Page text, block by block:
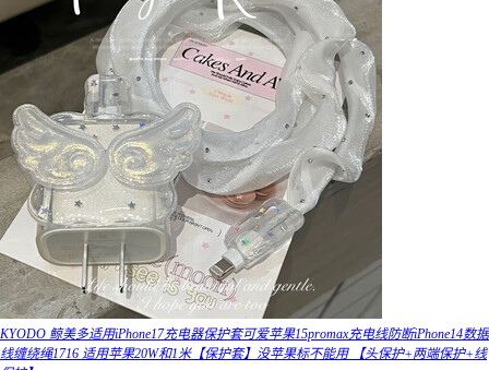
KYODO 鲸美多适用iPhone17充电器保护套可爱苹果15promax充电线防断iPhone14数据
线缠绕绳1716 适用苹果20W和1米【保护套】没苹果标不能用 【头保护+两端保护+线